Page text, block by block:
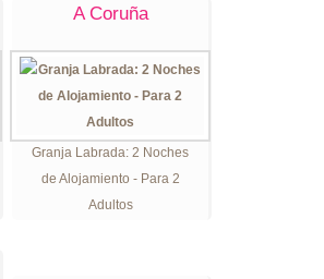
A Coruña
Granja Labrada: 2 Noches
de Alojamiento - Para 2
Adultos